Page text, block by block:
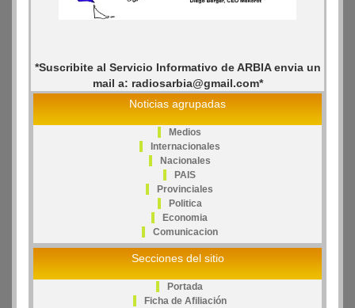
*Suscribite al Servicio Informativo de ARBIA envia un
mail a: radiosarbia@gmail.com*
Noticias agrupadas
Medios
Internacionales
Nacionales
PAIS
Provinciales
Politica
Economia
Comunicacion
Secciones del sitio
Portada
Ficha de Afiliación